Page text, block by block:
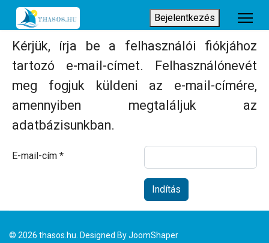
Bejelentkezés
Kérjük, írja be a felhasználói fiókjához
tartozó e-mail-címet. Felhasználónevét
meg fogjuk küldeni az e-mail-címére,
amennyiben megtaláljuk az
adatbázisunkban.
E-mail-cím *
Indítás
© 2026 thasos.hu. Designed ByJoomShaper